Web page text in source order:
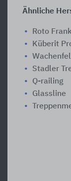
Ähnliche
Roto
Küberit
Stadler
Q-railing
Glassline